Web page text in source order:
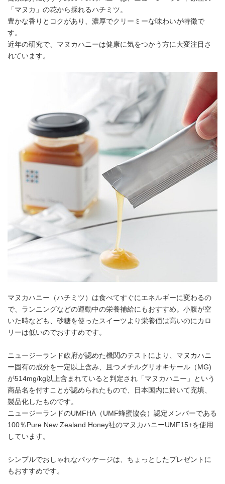
「マヌカ」の花から採れるハチミツ。
豊かな香りとコクがあり、濃厚でクリーミーな味わいが特徴で
す。
近年の研究で、マヌカハニーは健康に気をつかう方に大変注目さ
れています。
マヌカハニー（ハチミツ）は食べてすぐにエネルギーに変わるの
で、ランニングなどの運動中の栄養補給にもおすすめ。小腹が空
いた時なども、砂糖を使ったスイーツより栄養価は高いのにカロ
リーは低いのでおすすめです。
ニュージーランド政府が認めた機関のテストにより、マヌカハニ
ー固有の成分を一定以上含み、且つメチルグリオキサール（MG)
が514mg/kg以上含まれていると判定され「マヌカハニー」という
商品名を付すことが認められたもので、日本国内に於いて充填、
製品化したものです。
ニュージーランドのUMFHA（UMF蜂蜜協会）認定メンバーである
100％Pure New Zealand Honey社のマヌカハニーUMF15+を使用
しています。
シンプルでおしゃれなパッケージは、ちょっとしたプレゼントに
もおすすめです。